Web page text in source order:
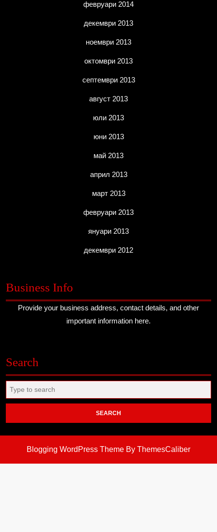
февруари 2014
декември 2013
ноември 2013
октомври 2013
септември 2013
август 2013
юли 2013
юни 2013
май 2013
април 2013
март 2013
февруари 2013
януари 2013
декември 2012
Business Info
Provide your business address, contact details, and other
important information here.
Search
for:
Blogging WordPress Theme By ThemesCaliber